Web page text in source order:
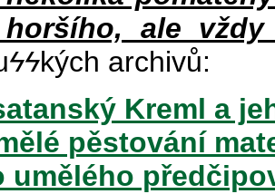
ale
ϟϟkých archivů:
Kreml a
pěstování
umělého